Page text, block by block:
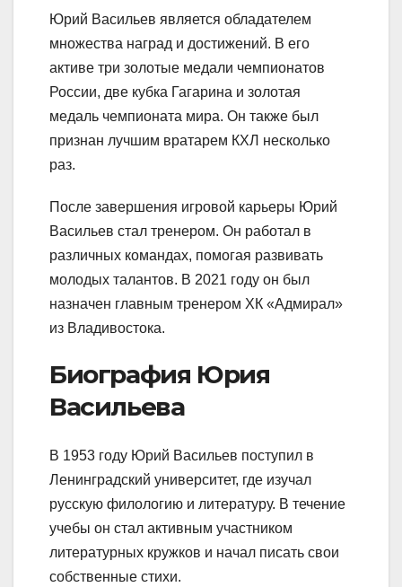
Юрий Васильев является обладателем
множества наград и достижений. В его
активе три золотые медали чемпионатов
России, две кубка Гагарина и золотая
медаль чемпионата мира. Он также был
признан лучшим вратарем КХЛ несколько
раз.
После завершения игровой карьеры Юрий
Васильев стал тренером. Он работал в
различных командах, помогая развивать
молодых талантов. В 2021 году он был
назначен главным тренером ХК «Адмирал»
из Владивостока.
Биография Юрия
Васильева
В 1953 году Юрий Васильев поступил в
Ленинградский университет, где изучал
русскую филологию и литературу. В течение
учебы он стал активным участником
литературных кружков и начал писать свои
собственные стихи.